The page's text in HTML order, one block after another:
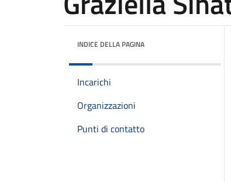
INDICE DELLA PAGINA
Incarichi
Organizzazioni
Punti di contatto